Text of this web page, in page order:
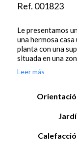
Ref. 001823
Le presentamos
una hermosa
planta con una
situada en una
Leer más